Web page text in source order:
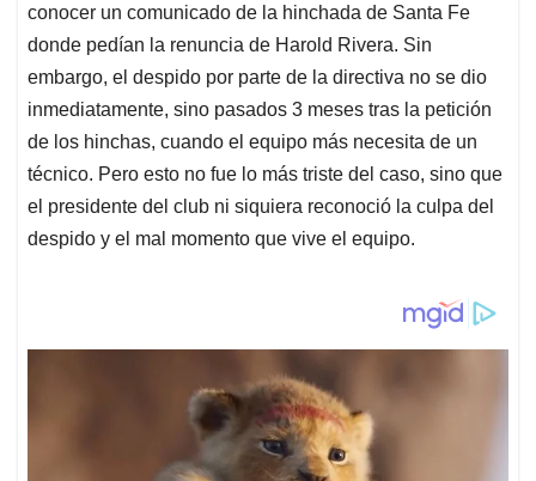
conocer un comunicado de la hinchada de Santa Fe
donde pedían la renuncia de Harold Rivera. Sin
embargo, el despido por parte de la directiva no se dio
inmediatamente, sino pasados 3 meses tras la petición
de los hinchas, cuando el equipo más necesita de un
técnico. Pero esto no fue lo más triste del caso, sino que
el presidente del club ni siquiera reconoció la culpa del
despido y el mal momento que vive el equipo.